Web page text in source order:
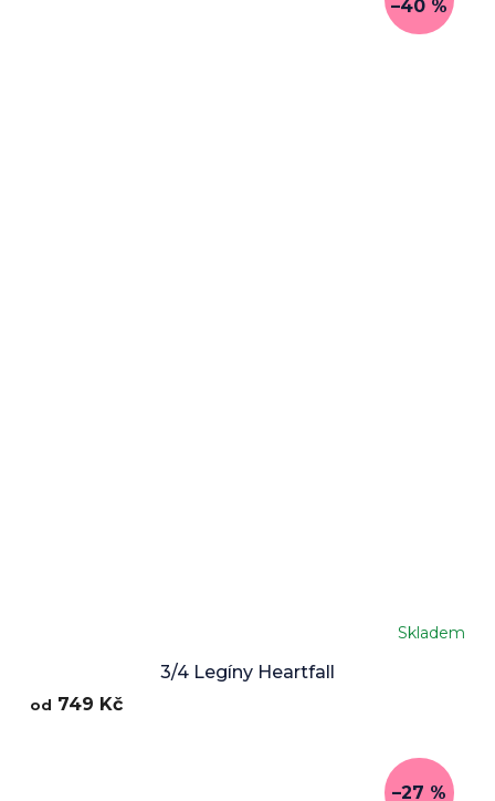
–40 %
3/4 Legíny Heartfall
Skladem
od 749 Kč
–27 %